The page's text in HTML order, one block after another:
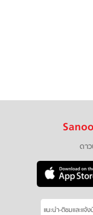
ดา
แนะนำ-ติชมเเละแจ้